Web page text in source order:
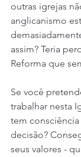
outras igrejas
anglicanismo
assim? Teria
Reforma que
Se você
trabalhar nesta
tem
decisão?
seus valores -